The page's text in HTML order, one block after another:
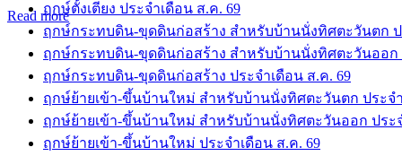
Read moreฤกษ์ตั้งเตียง ประจำเดือน ส.ค. 69
ฤกษ์กระทบดิน-ขุดดินก่อสร้าง สำหรับบ้านนั่งทิศตะวันตก ป
ฤกษ์กระทบดิน-ขุดดินก่อสร้าง สำหรับบ้านนั่งทิศตะวันออก
ฤกษ์กระทบดิน-ขุดดินก่อสร้าง ประจำเดือน ส.ค. 69
ฤกษ์ย้ายเข้า-ขึ้นบ้านใหม่ สำหรับบ้านนั่งทิศตะวันตก ประจ
ฤกษ์ย้ายเข้า-ขึ้นบ้านใหม่ สำหรับบ้านนั่งทิศตะวันออก ประ
ฤกษ์ย้ายเข้า-ขึ้นบ้านใหม่ ประจำเดือน ส.ค. 69